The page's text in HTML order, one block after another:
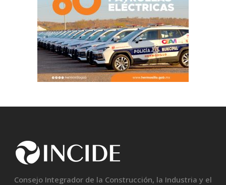
Consejo Integrador de la Construcción, la Industria y el